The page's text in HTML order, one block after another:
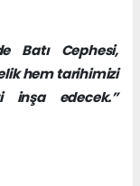
Batı Cephesi,
hem tarihimizi
inşa edecek.”